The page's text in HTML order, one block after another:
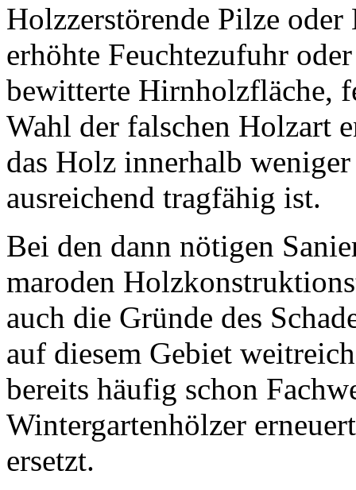
Holzzerstörende Pilze
erhöhte Feuchtezufuhr
bewitterte Hirnholzfläche,
Wahl der falschen Holzart
das Holz innerhalb
ausreichend tragfähig ist.
Bei den dann nötigen
maroden
auch die Gründe des
auf diesem Gebiet
bereits häufig schon
Wintergartenhölzer
ersetzt.